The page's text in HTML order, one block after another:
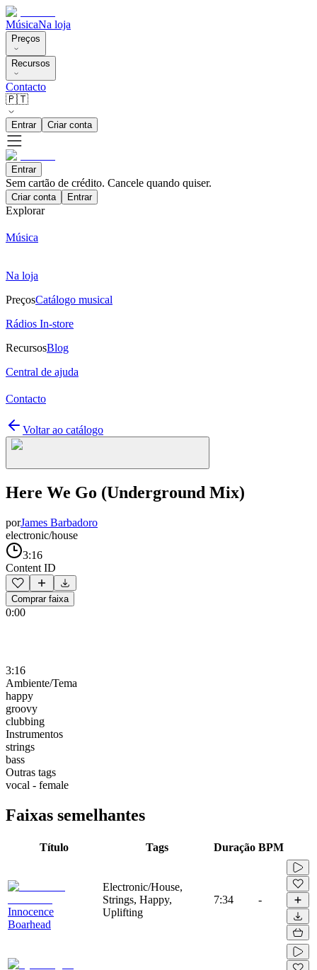
MúsicaNa loja
Preços
Recursos
Contacto
🇵🇹
Entrar Criar conta
Entrar
Sem cartão de crédito. Cancele quando quiser.
Criar conta Entrar
Explorar
Música
Na loja
PreçosCatálogo musical
Rádios In-store
RecursosBlog
Central de ajuda
Contacto
Voltar ao catálogo
Here We Go (Underground Mix)
porJames Barbadoro
electronic/house
3:16
Content ID
Comprar faixa
0:00
3:16
Ambiente/Tema
happy
groovy
clubbing
Instrumentos
strings
bass
Outras tags
vocal - female
Faixas semelhantes
Título Tags Duração BPM
Innocence
Boarhead
Electronic/House,
Strings, Happy,
Uplifting
7:34 -